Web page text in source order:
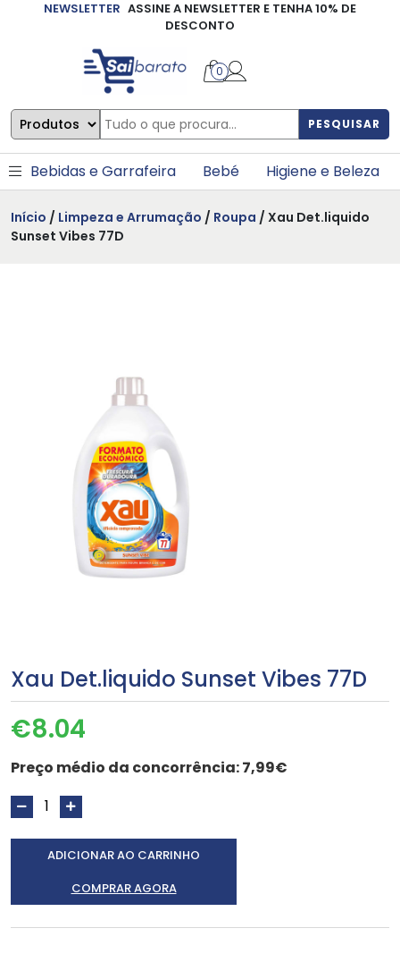
NEWSLETTER ASSINE A NEWSLETTER E TENHA 10% DE
DESCONTO
PESQUISAR
0
Bebidas e Garrafeira Bebé Higiene e Beleza
Início / Limpeza e Arrumação / Roupa / Xau Det.liquido
Sunset Vibes 77D
Xau Det.liquido Sunset Vibes 77D
€8.04
Preço médio da concorrência:7,99€
ADICIONAR AO CARRINHO
COMPRAR AGORA